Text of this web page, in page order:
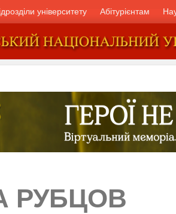
університету Абітурієнтам
РУБЦОВ